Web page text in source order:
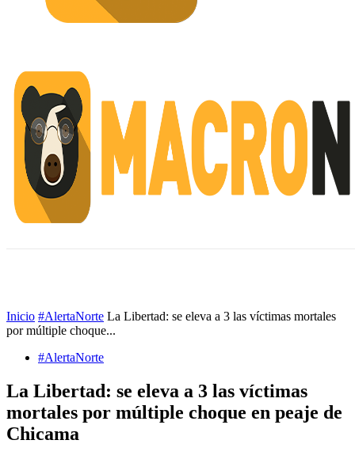
Inicio #AlertaNorte La Libertad: se eleva a 3 las víctimas mortales
por múltiple choque...
#AlertaNorte
La Libertad: se eleva a 3 las víctimas
mortales por múltiple choque en peaje de
Chicama